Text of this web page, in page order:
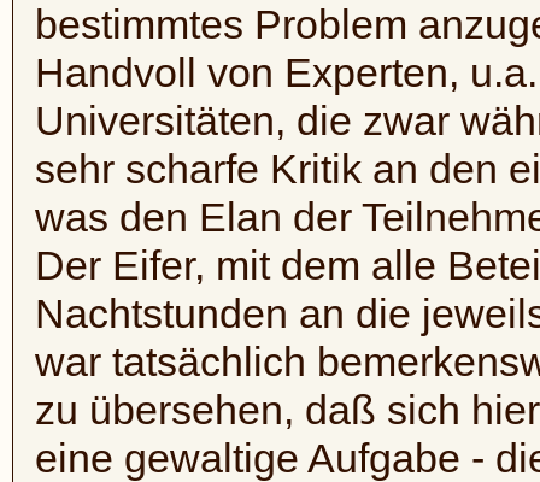
bestimmtes Problem
Handvoll von Experten,
Universitäten, die zwar
sehr scharfe Kritik an den
was den Elan der
Der Eifer, mit dem alle
Nachtstunden an die
war tatsächlich
zu übersehen, daß sich
eine gewaltige Aufgabe -